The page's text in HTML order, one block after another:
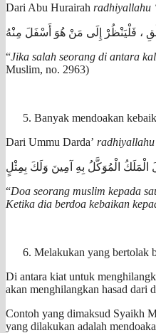
Dari Abu Hurairah radhiyallahu
، فَلْيَنْظُرْ إِلَى مَنْ هُوَ أَسْفَلَ مِنْهُ
“Jika salah seorang di antara
Muslim, no. 2963)
Banyak mendoakan
Dari Ummu Darda’ radhiyallahu
الْمُوَكَّلُ بِهِ آمِينَ وَلَكَ بِمِثْلٍ
“Doa seorang muslim kepada
Ketika dia berdoa kebaikan
Melakukan yang bertolak
Di antara kiat untuk
akan menghilangkan hasad dari
Contoh yang dimaksud Syaikh
yang dilakukan adalah